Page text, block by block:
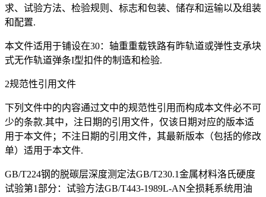
求、试验方法、检验规则、标志和包装、储存和运输以及组装
和配置.
本文件适用于铺设在30：轴重重载铁路有昨轨道或弹性支承块
式无作轨道弹条I型扣件的制造和检验.
2规范性引用文件
下列文件中的内容通过文中的规范性引用而构成本文件必不可
少的条款.其中，注日期的引用文件，仅该日期对应的版本适
用于本文件；不注日期的引用文件，其最新版本（包括的修改
单）适用于本文件.
GB/T224钢的脱碳层深度测定法GB/T230.1金属材料洛氏硬度
试验第1部分：试验方法GB/T443-1989L-AN全损耗系统用油